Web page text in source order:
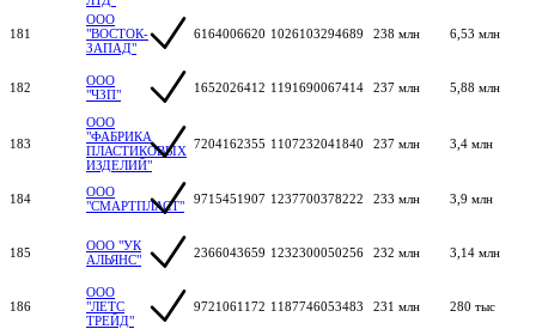
181
ООО
"ВОСТОК-
ЗАПАД"
6164006620 1026103294689 238 млн 6,53 млн
182
ООО
"ЧЗП"
1652026412 1191690067414 237 млн 5,88 млн
183
ООО
"ФАБРИКА
ПЛАСТИКОВЫХ
ИЗДЕЛИЙ"
7204162355 1107232041840 237 млн 3,4 млн
184
ООО
"СМАРТПЛАСТ"
9715451907 1237700378222 233 млн 3,9 млн
185
ООО "УК
АЛЬЯНС"
2366043659 1232300050256 232 млн 3,14 млн
186
ООО
"ЛЕТС
ТРЕЙД"
9721061172 1187746053483 231 млн 280 тыс